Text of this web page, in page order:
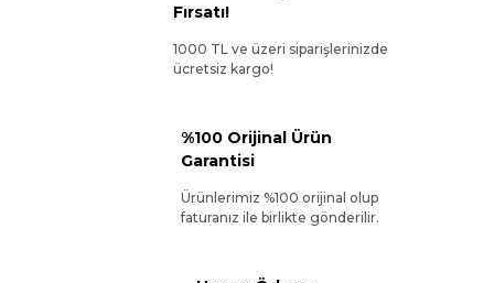
Fırsatı!
1000 TL ve üzeri siparişlerinizde
ücretsiz kargo!
%100 Orijinal Ürün
Garantisi
Ürünlerimiz %100 orijinal olup
faturanız ile birlikte gönderilir.